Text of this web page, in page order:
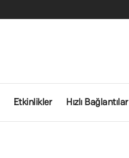
Etkinlikler Hızlı Bağlantılar